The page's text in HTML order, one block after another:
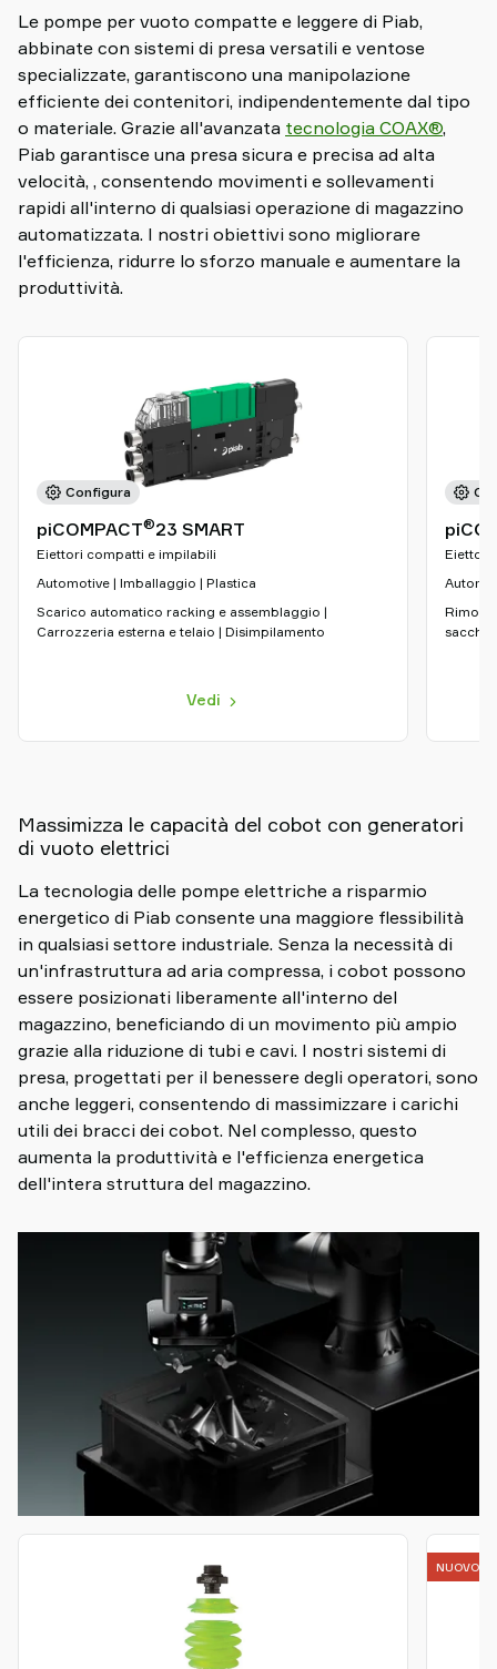
Le pompe per vuoto compatte e leggere di Piab,
abbinate con sistemi di presa versatili e ventose
specializzate, garantiscono una manipolazione
efficiente dei contenitori, indipendentemente dal tipo
o materiale. Grazie all'avanzata tecnologia COAX®,
Piab garantisce una presa sicura e precisa ad alta
velocità, , consentendo movimenti e sollevamenti
rapidi all'interno di qualsiasi operazione di magazzino
automatizzata. I nostri obiettivi sono migliorare
l'efficienza, ridurre lo sforzo manuale e aumentare la
produttività.
Configura
piCOMPACT®23 SMART
Eiettori compatti e impilabili
Automotive | Imballaggio | Plastica
Scarico automatico racking e assemblaggio |
Carrozzeria esterna e telaio | Disimpilamento
Vedi
Eiettori
Massimizza le capacità del cobot con generatori
di vuoto elettrici
La tecnologia delle pompe elettriche a risparmio
energetico di Piab consente una maggiore flessibilità
in qualsiasi settore industriale. Senza la necessità di
un'infrastruttura ad aria compressa, i cobot possono
essere posizionati liberamente all'interno del
magazzino, beneficiando di un movimento più ampio
grazie alla riduzione di tubi e cavi. I nostri sistemi di
presa, progettati per il benessere degli operatori, sono
anche leggeri, consentendo di massimizzare i carichi
utili dei bracci dei cobot. Nel complesso, questo
aumenta la produttività e l'efficienza energetica
dell'intera struttura del magazzino.
NUOVO